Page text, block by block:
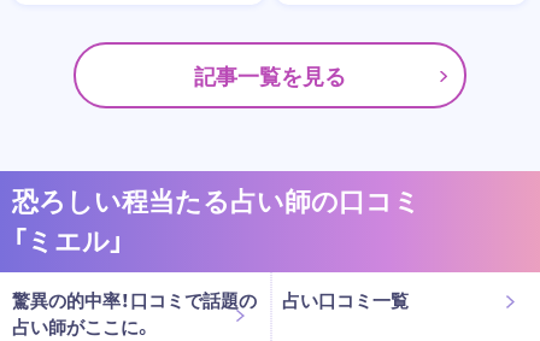
記事一覧を見る
恐ろしい程当たる占い師の口コミ
「ミエル」
驚異の的中率！口コミで話題の
占い師がここに。
占い口コミ一覧